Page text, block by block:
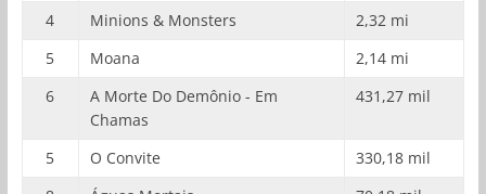
4
Minions & Monsters
2,32 mi
5
Moana
2,14 mi
6
A Morte Do Demônio - Em
Chamas
431,27 mil
5 O Convite
330,18 mil